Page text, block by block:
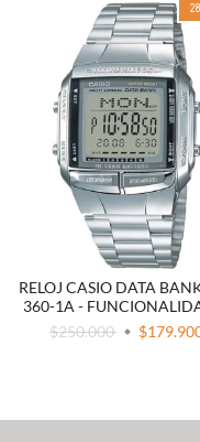
28
RELOJ CASIO DATA
360-1A -
DURABILIDAD
$250.000